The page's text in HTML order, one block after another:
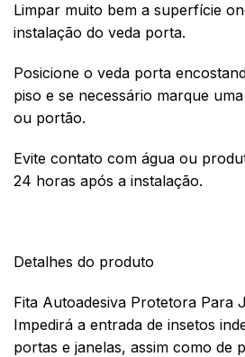
Limpar muito bem a superfície
instalação do veda porta.
Posicione o veda porta
piso e se necessário marque
ou portão.
Evite contato com água ou
24 horas após a instalação.
Detalhes do produto
Fita Autoadesiva Protetora Para
Impedirá a entrada de insetos
portas e janelas, assim como de